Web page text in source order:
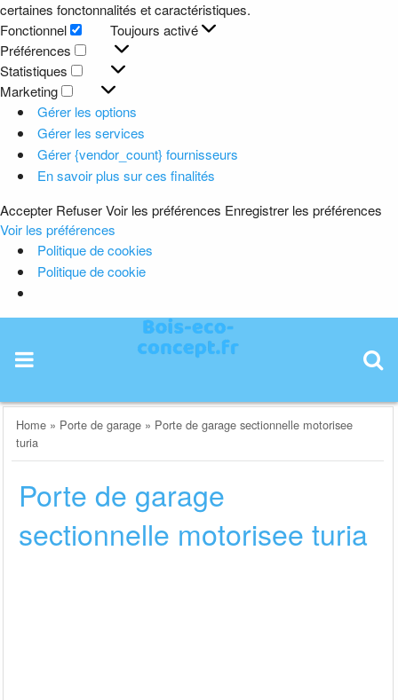
certaines fonctonnalités et caractéristiques.
Fonctionnel
Fonctionnel
Toujours activé
Préférences
Préférences
Statistiques
Statistiques
Marketing
Marketing
Gérer les options
Gérer les services
Gérer {vendor_count} fournisseurs
En savoir plus sur ces finalités
Accepter RefuserVoir les préférences Enregistrer les préférences
Voir les préférences
Politique de cookies
Politique de cookie
content
Home » Porte de garage » Porte de garage sectionnelle motorisee
turia
Porte de garage
sectionnelle motorisee turia